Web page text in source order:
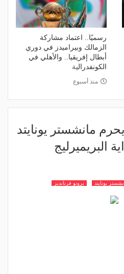
رسميًا.. اعتماد مشاركة
الزمالك وبيراميدز في دوري
أبطال إفريقيا.. والأهلي في
الكونفدرالية
منذ أسبوع
مانشستر يونايتد
البريميرليج
يونايتد برونو فرنانديز